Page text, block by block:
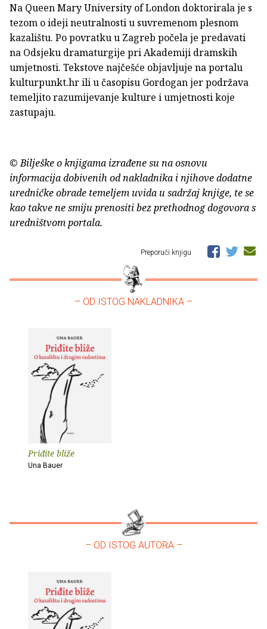
Na Queen Mary University of London doktorirala je s
tezom o ideji neutralnosti u suvremenom plesnom
kazalištu. Po povratku u Zagreb počela je predavati
na Odsjeku dramaturgije pri Akademiji dramskih
umjetnosti. Tekstove najčešće objavljuje na portalu
kulturpunkt.hr ili u časopisu Gordogan jer podržava
temeljito razumijevanje kulture i umjetnosti koje
zastupaju.
© Bilješke o knjigama izrađene su na osnovu
informacija dobivenih od nakladnika i njihove dodatne
uredničke obrade temeljem uvida u sadržaj knjige, te se
kao takve ne smiju prenositi bez prethodnog dogovora s
uredništvom portala.
Preporuči knjigu
– OD ISTOG NAKLADNIKA –
Priđite bliže
Una Bauer
– OD ISTOG AUTORA –